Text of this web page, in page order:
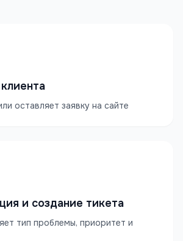
оставляет заявку на сайте
и создание тикета
тип проблемы, приоритет и